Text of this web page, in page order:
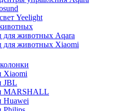
Yeelight
для животных Aqara
для животных Xiaomi
Xiaomi
JBL
MARSHALL
Huawei